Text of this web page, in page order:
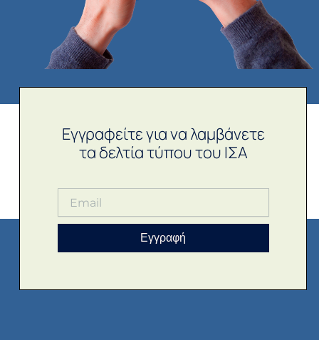
Εγγραφείτε για να λαμβάνετε
τα δελτία τύπου του ΙΣΑ
Εγγραφή